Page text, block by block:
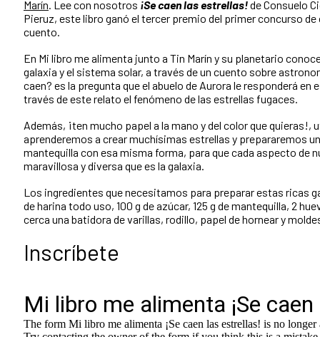
Marín . Lee con nosotros ¡Se caen las estrellas!de Consuelo
Pieruz, este libro ganó el tercer premio del primer concurso
cuento.
En Mi libro me alimenta junto a Tin Marín y su planetario
galaxia y el sistema solar, a través de un cuento sobre
caen? es la pregunta que el abuelo de Aurora le responderá
través de este relato el fenómeno de las estrellas fugaces.
Además, ¡ten mucho papel a la mano y del color que
aprenderemos a crear muchísimas estrellas y prepararemos
mantequilla con esa misma forma, para que cada aspecto de
maravillosa y diversa que es la galaxia.
Los ingredientes que necesitamos para preparar estas ricas
de harina todo uso, 100 g de azúcar, 125 g de mantequilla, 2
cerca una batidora de varillas, rodillo, papel de hornear y
Inscríbete